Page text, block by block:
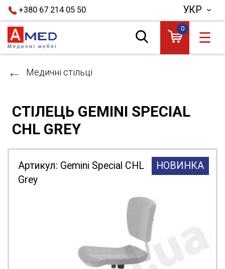
+380 67 214 05 50 УКР
0
☰
Медичні стільці
CТІЛЕЦЬ GEMINI SPECIAL
CHL GREY
НОВИНКА
Артикул: Gemini Special CHL
Grey